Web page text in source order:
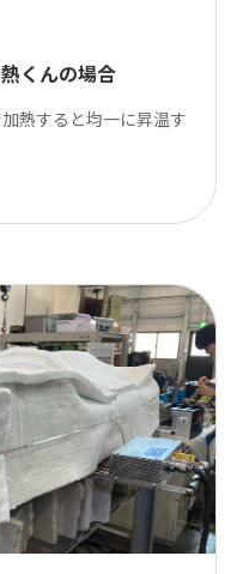
くんの場合
熱すると均一に昇温す